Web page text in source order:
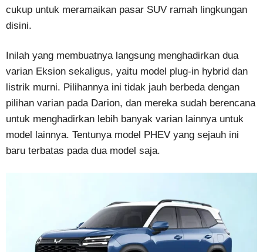
cukup untuk meramaikan pasar SUV ramah lingkungan
disini.
Inilah yang membuatnya langsung menghadirkan dua
varian Eksion sekaligus, yaitu model plug-in hybrid dan
listrik murni. Pilihannya ini tidak jauh berbeda dengan
pilihan varian pada Darion, dan mereka sudah berencana
untuk menghadirkan lebih banyak varian lainnya untuk
model lainnya. Tentunya model PHEV yang sejauh ini
baru terbatas pada dua model saja.